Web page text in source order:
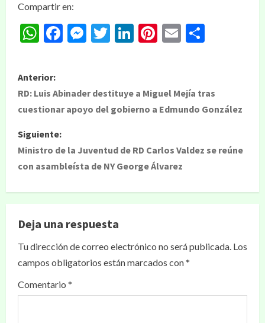
Compartir en:
WhatsApp
Facebook
Messenger
Twitter
LinkedIn
Pinterest
Email
Anterior:
RD: Luis Abinader destituye a Miguel Mejía tras
cuestionar apoyo del gobierno a Edmundo González
Siguiente:
Ministro de la Juventud de RD Carlos Valdez se reúne
con asambleísta de NY George Álvarez
Deja una respuesta
Tu dirección de correo electrónico no será publicada. Los
campos obligatorios están marcados con*
Comentario *